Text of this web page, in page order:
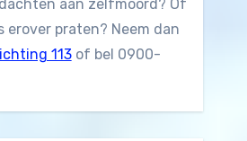
aan zelfmoord? Of
erover praten? Neem dan
113of bel 0900-